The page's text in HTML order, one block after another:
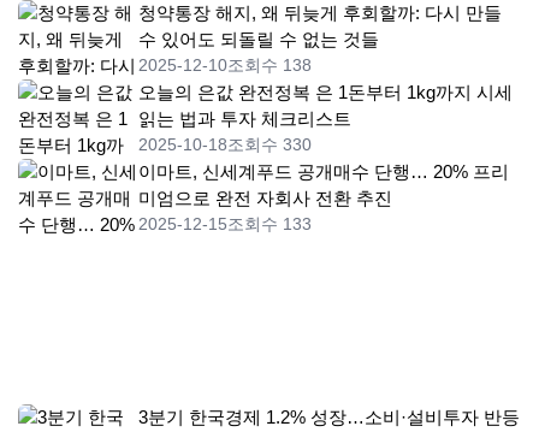
청약통장 해지, 왜 뒤늦게 후회할까: 다시 만들
수 있어도 되돌릴 수 없는 것들
2025-12-10조회수 138
오늘의 은값 완전정복 은 1돈부터 1kg까지 시세
읽는 법과 투자 체크리스트
2025-10-18조회수 330
이마트, 신세계푸드 공개매수 단행… 20% 프리
미엄으로 완전 자회사 전환 추진
2025-12-15조회수 133
3분기 한국경제 1.2% 성장…소비·설비투자 반등